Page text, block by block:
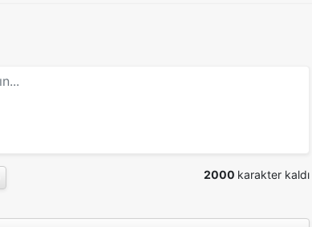
2000 karakter kaldı